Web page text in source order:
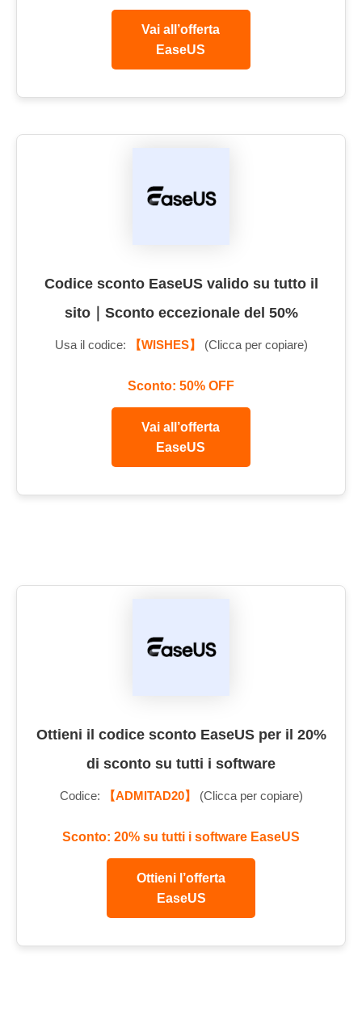
Vai all’offerta
EaseUS
Codice sconto EaseUS valido su tutto il
sito｜Sconto eccezionale del 50%
Usa il codice: 【WISHES】 (Clicca per copiare)
Sconto: 50% OFF
Vai all’offerta
EaseUS
Ottieni il codice sconto EaseUS per il 20%
di sconto su tutti i software
Codice: 【ADMITAD20】 (Clicca per copiare)
Sconto: 20% su tutti i software EaseUS
Ottieni l’offerta
EaseUS